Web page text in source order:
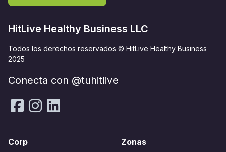
HitLive Healthy Business LLC
Todos los derechos reservados © HitLive Healthy Business
2025
Conecta con @tuhitlive
Corp Zonas